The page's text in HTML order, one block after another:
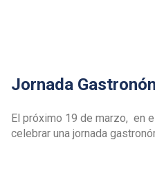
Jornada
El próximo 19 de marzo, en
celebrar una jornada